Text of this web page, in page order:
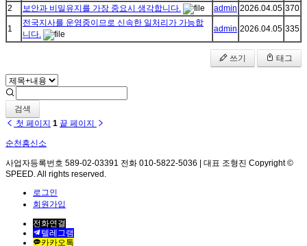
2
보안과 비밀유지를 가장 중요시 생각합니다. admin 2026.04.05 370
1
전국지사를 운영중이므로 신속한 일처리가 가능합
니다.
admin 2026.04.05 335
쓰기 태그
검색
첫 페이지 1 끝 페이지
순천흥신소
사업자등록번호 589-02-03391 전화 010-5822-5036 | 대표 조형진 Copyright ©
SPEED. All rights reserved.
로그인
회원가입
전화연결
텔레그램
카카오톡